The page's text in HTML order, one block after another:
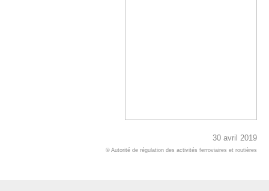
30 avril 2019
© Autorité de régulation des activités ferroviaires et routières